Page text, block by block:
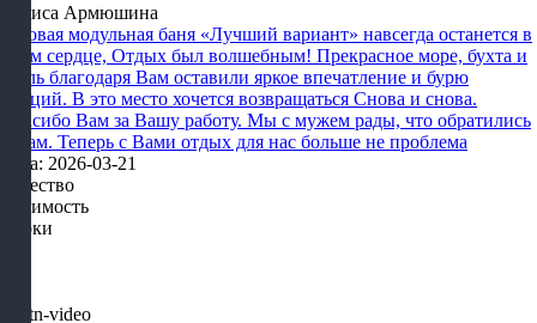
Лариса Армюшина
Готовая модульная баня «Лучший вариант» навсегда останется в
моем сердце, Отдых был волшебным! Прекрасное море, бухта и
отель благодаря Вам оставили яркое впечатление и бурю
эмоций. В это место хочется возвращаться Снова и снова.
Спасибо Вам за Вашу работу. Мы с мужем рады, что обратились
к Вам. Теперь с Вами отдых для нас больше не проблема
Дата: 2026-03-21
Качество
Стоимость
Сроки